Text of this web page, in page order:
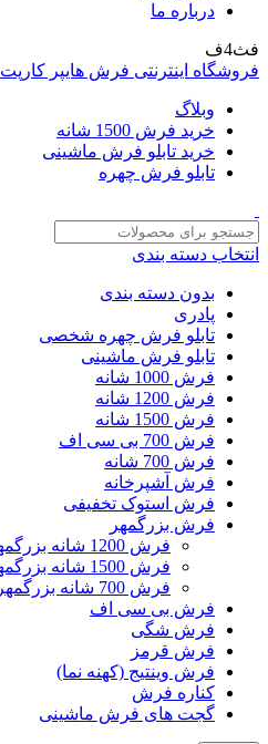
درباره ما
فث4ف
فروشگاه اینترنتی فرش هایپر کارپت
وبلاگ
خرید فرش 1500 شانه
خرید تابلو فرش ماشینی
تابلو فرش چهره
انتخاب دسته بندی
بدون دسته بندی
پادری
تابلو فرش چهره شخصی
تابلو فرش ماشینی
فرش 1000 شانه
فرش 1200 شانه
فرش 1500 شانه
فرش 700 بی سی اف
فرش 700 شانه
فرش آشپرخانه
فرش استوک تخفیفی
فرش بزرگمهر
فرش 1200 شانه بزرگمهر
فرش 1500 شانه بزرگمهر
فرش 700 شانه بزرگمهر
فرش بی سی اف
فرش شگی
فرش قرمز
فرش وینتیج (کهنه نما)
کناره فرش
گجت های فرش ماشینی